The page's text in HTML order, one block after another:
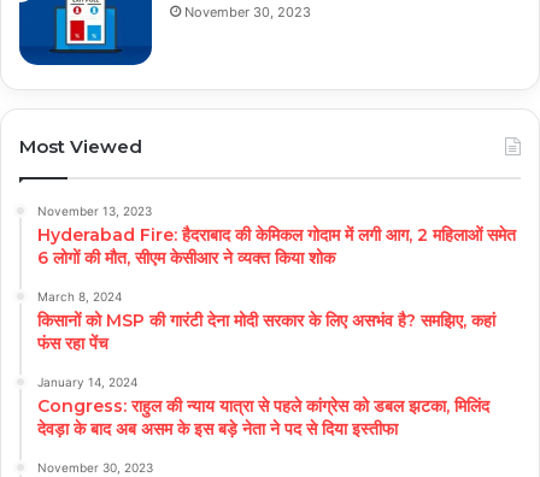
November 30, 2023
Most Viewed
November 13, 2023
Hyderabad Fire: हैदराबाद की केमिकल गोदाम में लगी आग, 2 महिलाओं समेत
6 लोगों की मौत, सीएम केसीआर ने व्यक्त किया शोक
March 8, 2024
किसानों को MSP की गारंटी देना मोदी सरकार के लिए असभंव है? समझिए, कहां
फंस रहा पेंच
January 14, 2024
Congress: राहुल की न्याय यात्रा से पहले कांग्रेस को डबल झटका, मिलिंद
देवड़ा के बाद अब असम के इस बड़े नेता ने पद से दिया इस्तीफा
November 30, 2023